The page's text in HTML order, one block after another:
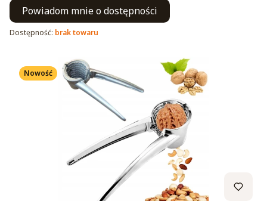
Powiadom mnie o dostępności
Dostępność: brak towaru
Nowość